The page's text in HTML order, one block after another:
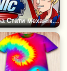
Гра Стати механіком